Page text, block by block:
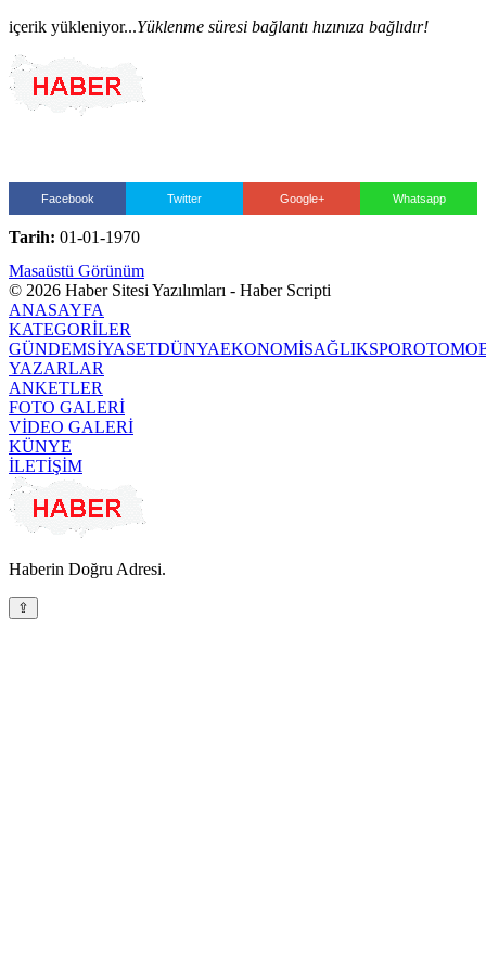
içerik yükleniyor...Yüklenme süresi bağlantı hızınıza bağlıdır!
Facebook Twitter Google+ Whatsapp
Tarih: 01-01-1970
Masaüstü Görünüm
© 2026 Haber Sitesi Yazılımları - Haber Scripti
ANASAYFA
KATEGORİLER
GÜNDEMSİYASETDÜNYAEKONOMİSAĞLIKSPOR
YAZARLAR
ANKETLER
FOTO GALERİ
VİDEO GALERİ
KÜNYE
İLETİŞİM
Haberin Doğru Adresi.
⇪